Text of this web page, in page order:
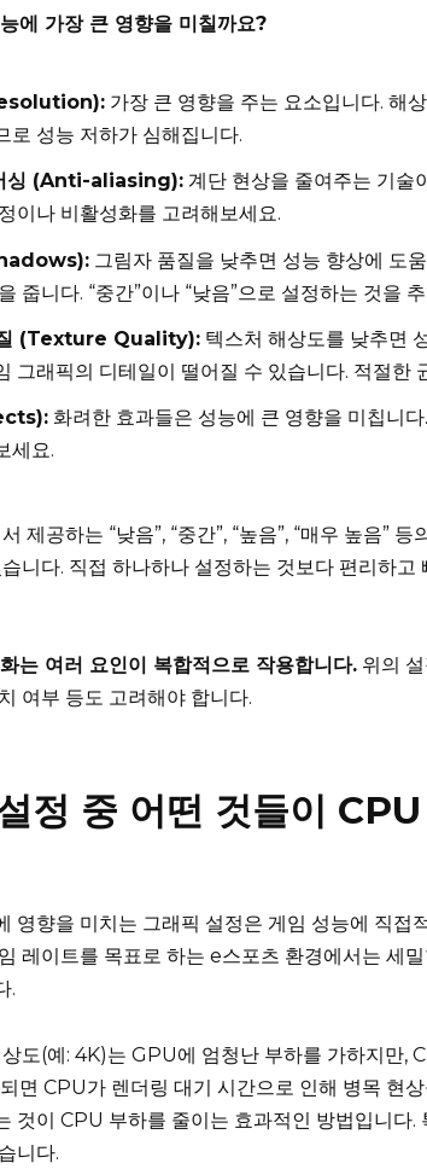
에 가장 큰 영향을 미칠까요?
가장 큰 영향을 주는 요소입니다. 해
로 성능 저하가 심해집니다.
싱 (Anti-aliasing): 계단 현상을 줄여주는 기술
이나 비활성화를 고려해보세요.
그림자 품질을 낮추면 성능 향상에 도
줍니다. “중간”이나 “낮음”으로 설정하는 것을
(Texture Quality): 텍스처 해상도를 낮추면
그래픽의 디테일이 떨어질 수 있습니다. 적절한
화려한 효과들은 성능에 큰 영향을 미칩니
세요.
제공하는 “낮음”, “중간”, “높음”, “매우 높음”
니다. 직접 하나하나 설정하는 것보다 편리하고
는 여러 요인이 복합적으로 작용합니다. 위의
여부 등도 고려해야 합니다.
정 중 어떤 것들이
영향을 미치는 그래픽 설정은 게임 성능에 직접
레이트를 목표로 하는 e스포츠 환경에서는 세
.
도(예: 4K)는 GPU에 엄청난 부하를 가하지만,
면 CPU가 렌더링 대기 시간으로 인해 병목 현
것이 CPU 부하를 줄이는 효과적인 방법입니다.
니다.